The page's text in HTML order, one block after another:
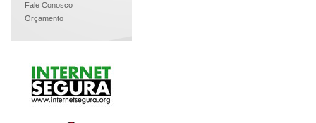
Fale Conosco
Orçamento